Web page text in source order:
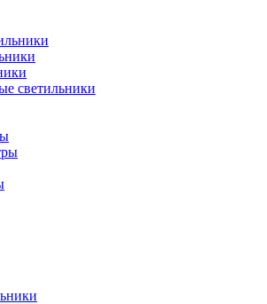
светильники